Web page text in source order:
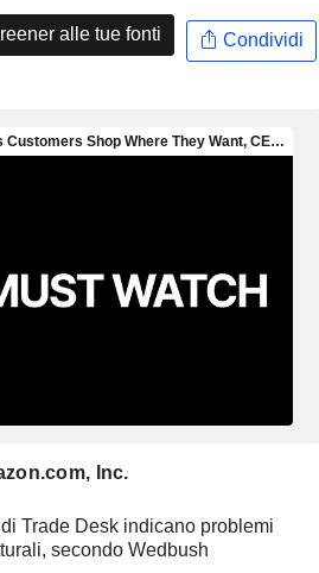
alle tue fonti Condividi
Inc.
Trade Desk indicano problemi
secondo Wedbush